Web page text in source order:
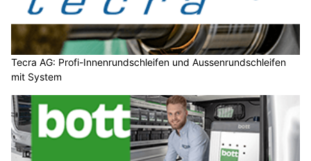
Tecra AG: Profi-Innenrundschleifen und Aussenrundschleifen
mit System